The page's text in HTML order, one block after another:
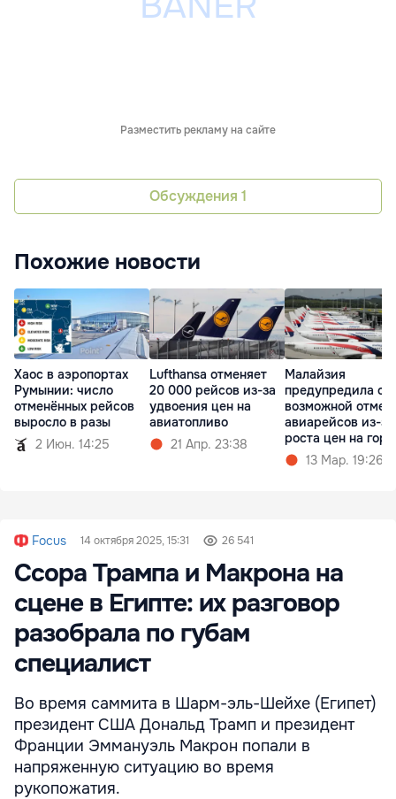
Разместить рекламу на сайте
Обсуждения 1
Похожие новости
Хаос в аэропортах
Румынии: число
отменённых рейсов
выросло в разы
2 Июн. 14:25
Lufthansa отменяет
20 000 рейсов из-за
удвоения цен на
авиатопливо
21 Апр. 23:38
Малайзия
предупредила о
возможной
авиарейсов из-за
роста цен на
13 Мар. 19:26
Focus 14 октября 2025, 15:31 26 541
Ссора Трампа и Макрона на
сцене в Египте: их разговор
разобрала по губам
специалист
Во время саммита в Шарм-эль-Шейхе (Египет)
президент США Дональд Трамп и президент
Франции Эммануэль Макрон попали в
напряженную ситуацию во время
рукопожатия.